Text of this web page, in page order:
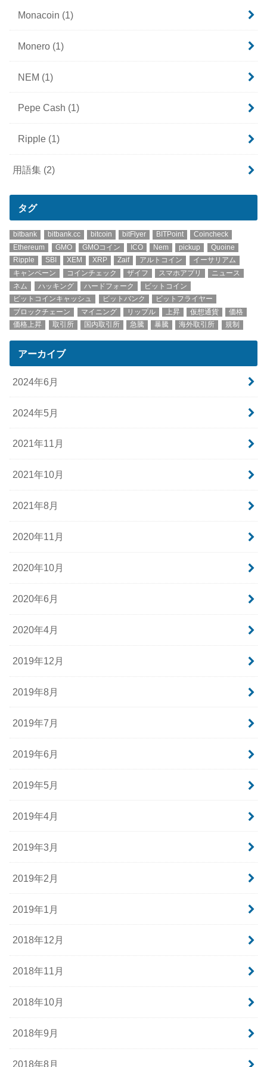
Monacoin (1)
Monero (1)
NEM (1)
Pepe Cash (1)
Ripple (1)
用語集 (2)
タグ
bitbank bitbank.cc bitcoin bitFlyer BITPoint
Coincheck
Ethereum
GMO GMOコイン ICO Nem pickup
Quoine
Ripple
SBI XEM XRP Zaif アルトコイン
イーサリアム
キャンペーン
コインチェック ザイフ スマホアプリ
ニュース
ネム
ハッキング ハードフォーク
ビットコイン
ビットコインキャッシュ
ビットバンク
ビットフライヤー
ブロックチェーン
マイニング リップル 上昇 仮想通貨
価格
価格上昇
取引所 国内取引所 急騰 暴騰 海外取引所 規制
アーカイブ
2024年6月
2024年5月
2021年11月
2021年10月
2021年8月
2020年11月
2020年10月
2020年6月
2020年4月
2019年12月
2019年8月
2019年7月
2019年6月
2019年5月
2019年4月
2019年3月
2019年2月
2019年1月
2018年12月
2018年11月
2018年10月
2018年9月
2018年8月